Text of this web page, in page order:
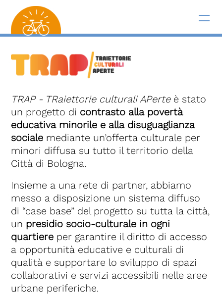
TRAP - TRaiettorie culturali APerteè stato
un progetto di contrasto alla povertà
educativa minorile e alla disuguaglianza
sociale mediante un’offerta culturale per
minori diffusa su tutto il territorio della
Città di Bologna.
Insieme a una rete di partner, abbiamo
messo a disposizione un sistema diffuso
di “case base” del progetto su tutta la città,
un presidio socio-culturale in ogni
quartiere per garantire il diritto di accesso
a opportunità educative e culturali di
qualità e supportare lo sviluppo di spazi
collaborativi e servizi accessibili nelle aree
urbane periferiche.